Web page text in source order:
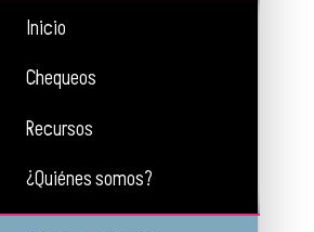
Inicio
Chequeos
Recursos
¿Quiénes somos?